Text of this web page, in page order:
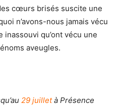
cœurs brisés suscite une
n’avons-nous jamais vécu
qu’ont vécu une
aveugles.
29 juilletà Présence